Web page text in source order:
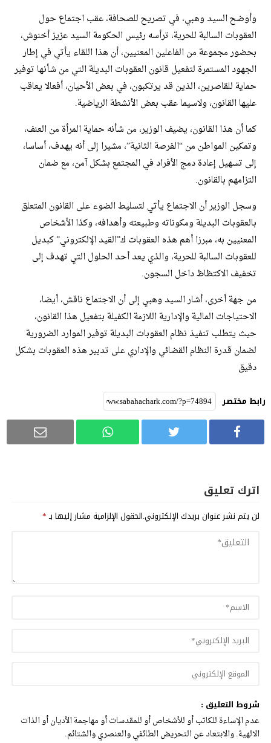
وأوضح السيد وهبي، في تصريح للصحافة، عقب اجتماع حول
العقوبات السالبة للحرية، ترأسه رئيس الحكومة السيد عزيز أخنوش،
بحضور مجموعة من الفاعلين المعنيين، أن هذا اللقاء يأتي في إطار
الجهود المستمرة لتفعيل قانون العقوبات البديلة التي من شأنها توفير
حماية للقاصرين، الذين قد يرتكبون، في بعض الأحيان، أفعالا يعاقب
عليها القانون، ولاسيما عقب بعض الأنشطة الرياضية.
كما أن هذا القانون، يضيف الوزير، من شأنه حماية المرأة من العنف،
وتمكين المواطن من “الفرصة الثانية”، مشيرا إلى أنه يهدف، أساسا،
إلى تسهيل إعادة دمج الأفراد في المجتمع بشكل آمن، مع ضمان
التزامهم بالقانون.
وسجل الوزير أن الاجتماع يأتي لتسليط الضوء على القانون المتعلق
بالعقوبات البديلة ومكوناته وطبيعته وأهدافه، وكذا الأشخاص
المعنيين به، مبرزا أهم هذه العقوبات ك”القيد الإلكتروني” كبديل
للعقوبات السالبة للحرية، والذي يعد أحد الحلول التي تهدف إلى
تخفيف الاكتظاظ داخل السجون.
من جهة أخرى، أشار السيد وهبي إلى أن الاجتماع ناقش، أيضا،
الاحتياجات المالية والإدارية اللازمة الكفيلة بتفعيل هذا القانون،
حيث يتطلب تنفيذ نظام العقوبات البديلة توفير الموارد الضرورية
لضمان قدرة النظام القضائي والإداري على تدبير هذه العقوبات بشكل
دقيق
رابط مختصر
اترك تعليق
لن يتم نشر عنوان بريدك الإلكتروني.الحقول الإلزامية مشار إليها بـ*
شروط التعليق :
عدم الإساءة للكاتب أو للأشخاص أو للمقدسات أو مهاجمة الأديان أو الذات
الالهية. والابتعاد عن التحريض الطائفي والعنصري والشتائم.